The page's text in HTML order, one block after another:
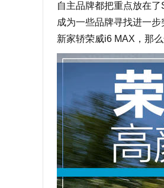
自主品牌都把重点放在
成为一些品牌寻找进一
新家轿荣威i6 MAX，那